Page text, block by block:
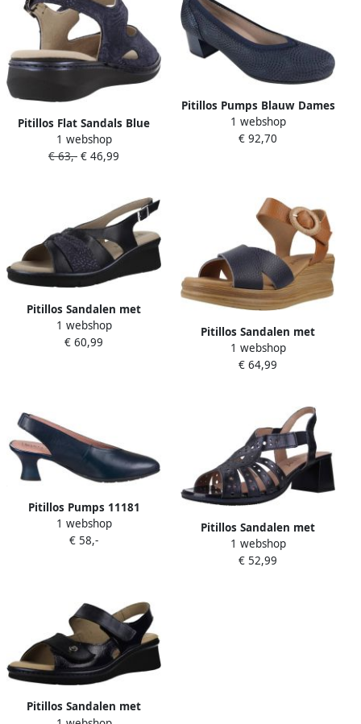
Pitillos Flat Sandals Blue
Dames
1 webshop
€ 63,- € 46,99
Pitillos Pumps Blauw Dames
1 webshop
€ 92,70
Pitillos Sandalen met
hakken 11013p
1 webshop
€ 60,99
Pitillos Sandalen met
sleehak 11052p
1 webshop
€ 64,99
Pitillos Pumps 11181
1 webshop
€ 58,-
Pitillos Sandalen met
hakken 10530p
1 webshop
€ 52,99
Pitillos Sandalen met